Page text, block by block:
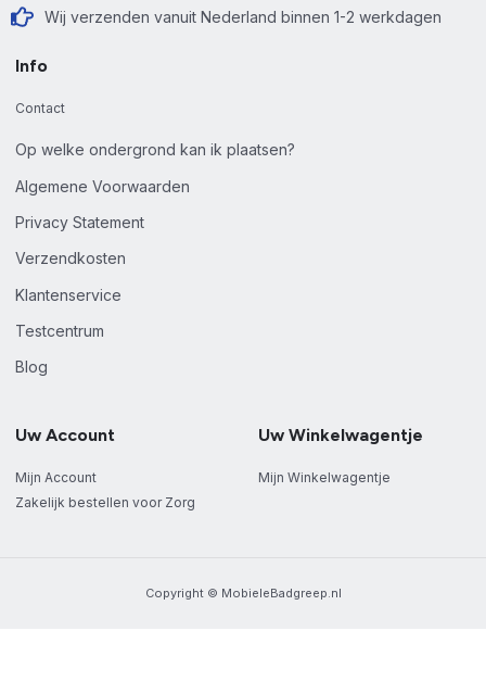
Wij verzenden vanuit Nederland binnen 1-2 werkdagen
Info
Contact
Op welke ondergrond kan ik plaatsen?
Algemene Voorwaarden
Privacy Statement
Verzendkosten
Klantenservice
Testcentrum
Blog
Uw Account
Mijn Account
Zakelijk bestellen voor Zorg
Uw Winkelwagentje
Mijn Winkelwagentje
Copyright © MobieleBadgreep.nl